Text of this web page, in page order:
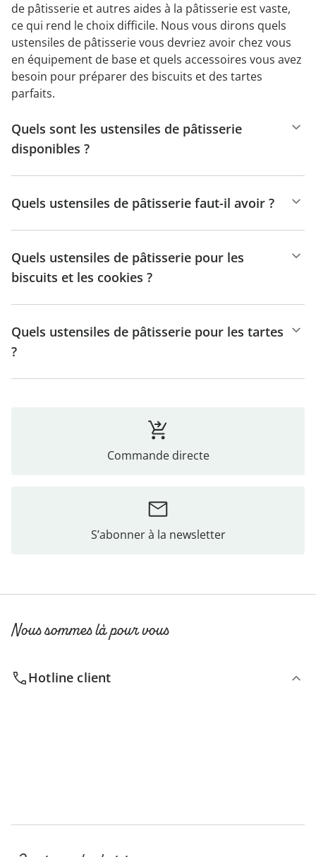
de pâtisserie et autres aides à la pâtisserie est vaste,
ce qui rend le choix difficile. Nous vous dirons quels
ustensiles de pâtisserie vous devriez avoir chez vous
en équipement de base et quels accessoires vous avez
besoin pour préparer des biscuits et des tartes
parfaits.
Quels sont les ustensiles de pâtisserie
disponibles ?
Quels ustensiles de pâtisserie faut-il avoir ?
Quels ustensiles de pâtisserie pour les
biscuits et les cookies ?
Quels ustensiles de pâtisserie pour les tartes
?
Commande directe
S’abonner à la newsletter
Nous sommes là pour vous
Hotline client